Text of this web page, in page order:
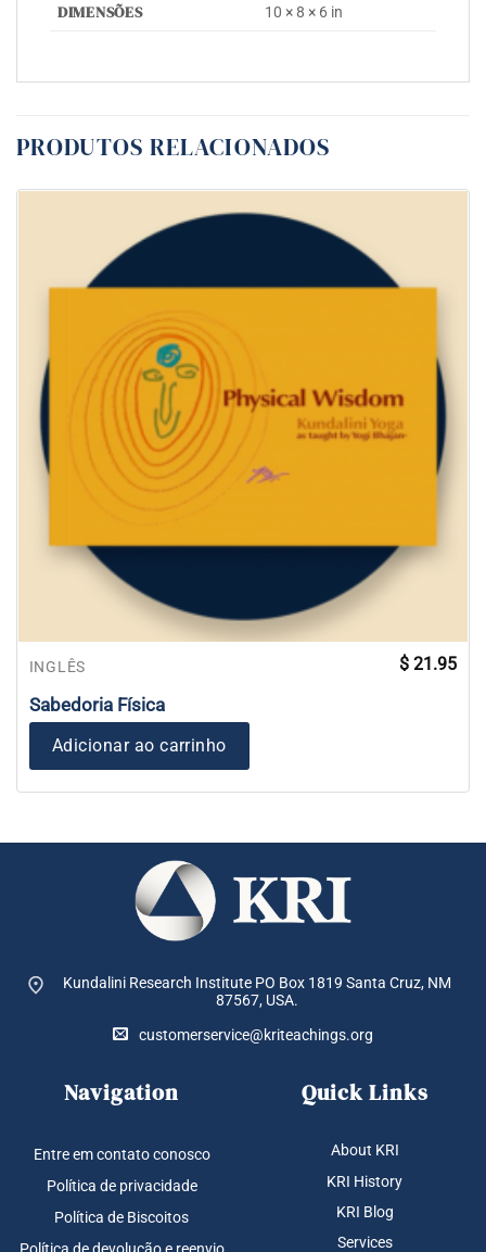
DIMENSÕES 10 × 8 × 6 in
PRODUTOS RELACIONADOS
INGLÊS
Sabedoria Física
$ 21.95
Adicionar ao carrinho
Kundalini Research Institute PO Box 1819 Santa Cruz, NM
87567, USA.
customerservice@kriteachings.org
Navigation
Entre em contato conosco
Política de privacidade
Política de Biscoitos
Quick Links
About KRI
KRI History
KRI Blog
Services